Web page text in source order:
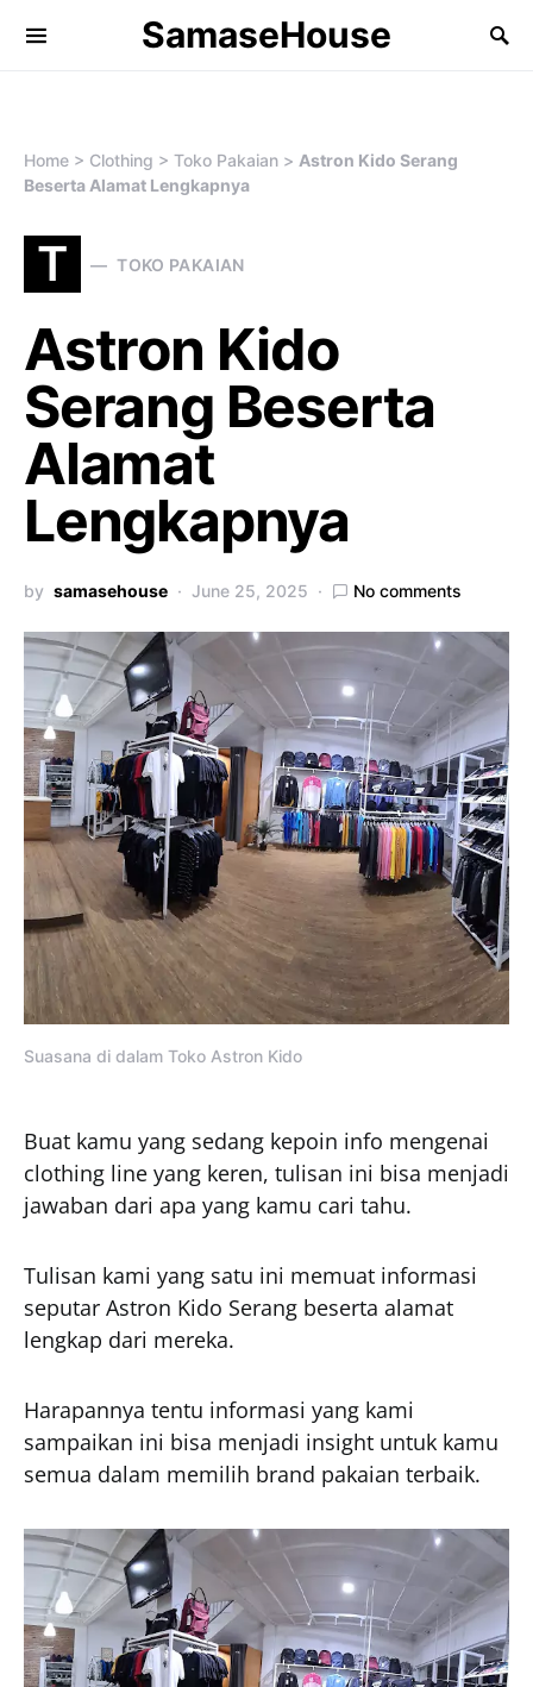
SamaseHouse
Search for:
Home > Clothing > Toko Pakaian > Astron Kido Serang
Beserta Alamat Lengkapnya
T TOKO PAKAIAN
Astron Kido
Serang Beserta
Alamat
Lengkapnya
by samasehouse June 25, 2025 No comments
Suasana di dalam Toko Astron Kido
Buat kamu yang sedang kepoin info mengenai
clothing line yang keren, tulisan ini bisa menjadi
jawaban dari apa yang kamu cari tahu.
Tulisan kami yang satu ini memuat informasi
seputar Astron Kido Serang beserta alamat
lengkap dari mereka.
Harapannya tentu informasi yang kami
sampaikan ini bisa menjadi insight untuk kamu
semua dalam memilih brand pakaian terbaik.